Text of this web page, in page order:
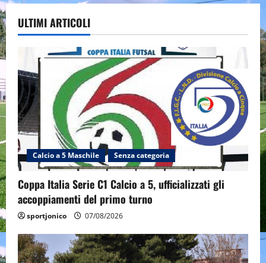
ULTIMI ARTICOLI
Calcio a 5 Maschile Senza categoria
Coppa Italia Serie C1 Calcio a 5, ufficializzati gli
accoppiamenti del primo turno
sportjonico 07/08/2026